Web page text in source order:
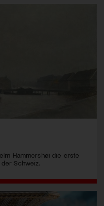
Hammershøi die erste
Schweiz.